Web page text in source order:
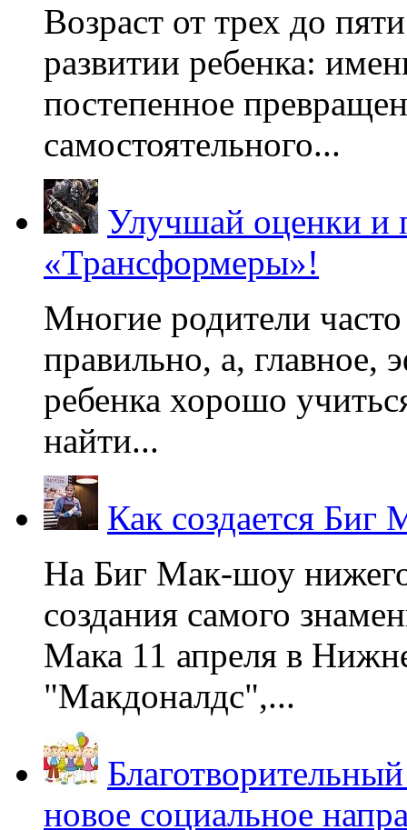
Возраст от трех до
развитии ребенка:
постепенное
самостоятельного...
Улучшай оценки и
«Трансформеры»!
Многие родители
правильно, а, главное,
ребенка хорошо
найти...
Как создается Биг
На Биг Мак-шоу
создания самого
Мака 11 апреля в
"Макдоналдс",...
новое социальное